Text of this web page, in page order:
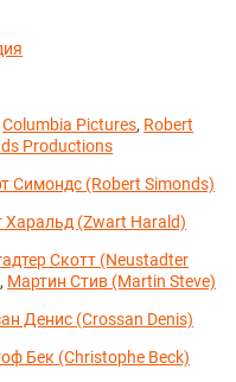
Columbia Pictures, Robert
Productions
Симондс (Robert Simonds)
Харальд (Zwart Harald)
Скотт (Neustadter
, Мартин Стив (Martin Steve)
Денис (Crossan Denis)
Бек (Christophe Beck)